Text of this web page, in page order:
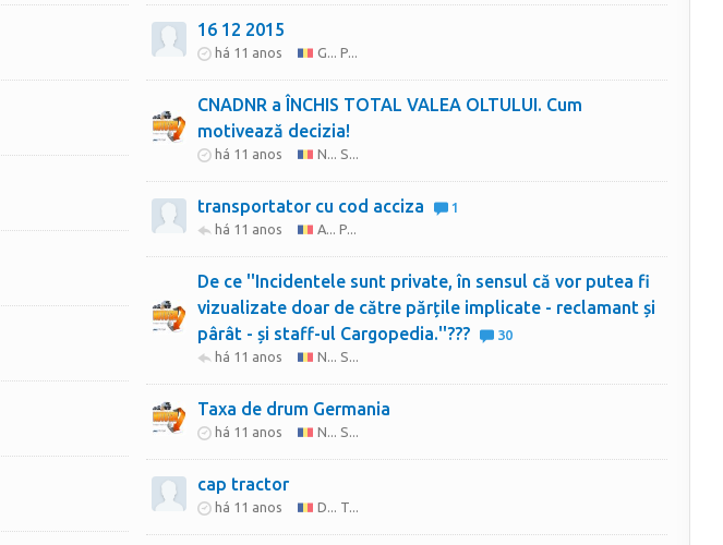
16 12 2015
há 11 anos G... P...
CNADNR a ÎNCHIS TOTAL VALEA OLTULUI. Cum
motivează decizia!
há 11 anos N... S...
transportator cu cod acciza
1
há 11 anos
A... P...
De ce ''Incidentele sunt private, în sensul că vor putea fi
vizualizate doar de către părțile implicate - reclamant și
pârât - și staff-ul Cargopedia.''???
30
há 11 anos
N... S...
Taxa de drum Germania
há 11 anos N... S...
cap tractor
há 11 anos D... T...